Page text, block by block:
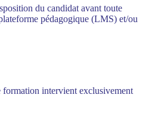
du candidat avant toute
pédagogique (LMS) et/ou
intervient exclusivement